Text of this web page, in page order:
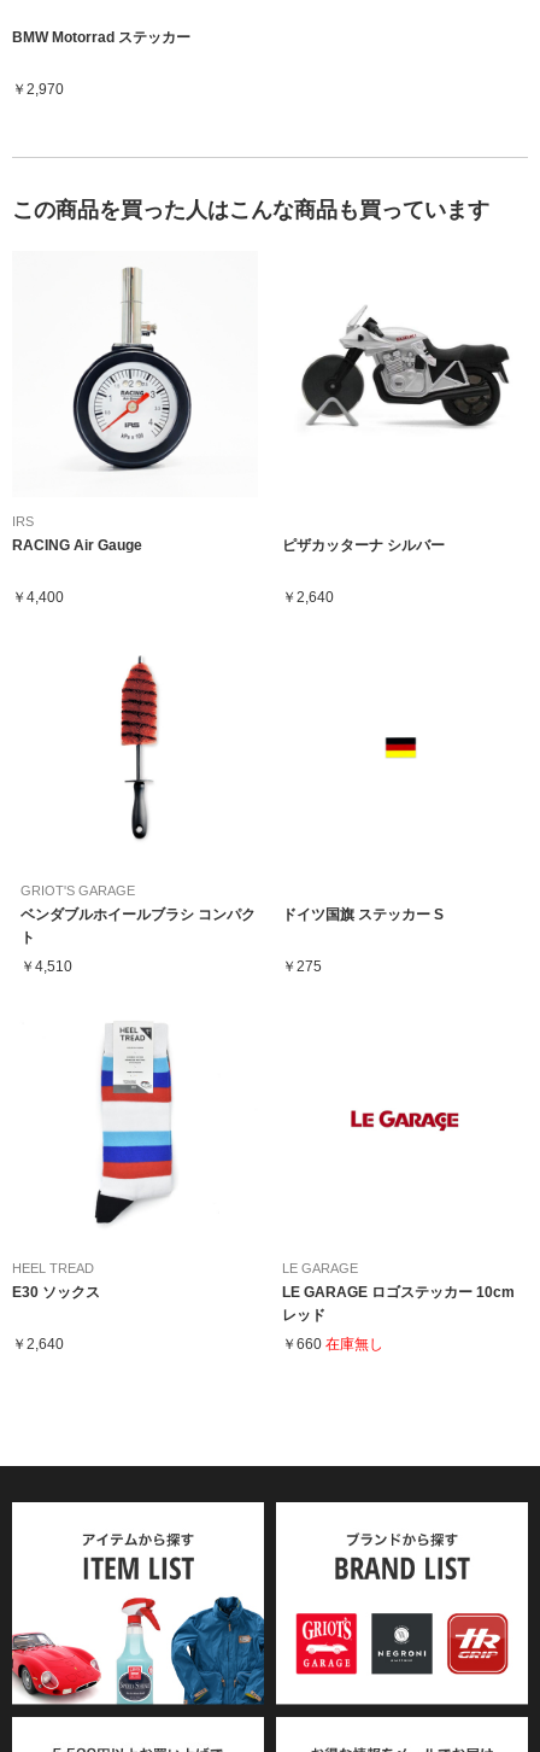
BMW Motorrad ステッカー
￥2,970
この商品を買った人はこんな商品も買っています
IRS
RACING Air Gauge
￥4,400
ピザカッターナ シルバー
￥2,640
GRIOT'S GARAGE
ベンダブルホイールブラシ コンパク
ト
￥4,510
ドイツ国旗 ステッカー S
￥275
HEEL TREAD
E30 ソックス
￥2,640
LE GARAGE
LE GARAGE ロゴステッカー 10cm
レッド
￥660 在庫無し